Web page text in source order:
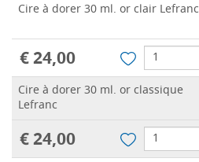
Cire à dorer 30 ml. or clair Lefranc
€ 24,00
Cire à dorer 30 ml. or classique
Lefranc
€ 24,00